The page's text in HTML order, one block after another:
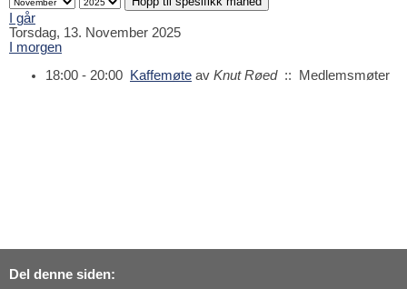
I går
Torsdag, 13. November 2025
I morgen
18:00 - 20:00
Kaffemøte av Knut Røed:: Medlemsmøter
Del denne siden: